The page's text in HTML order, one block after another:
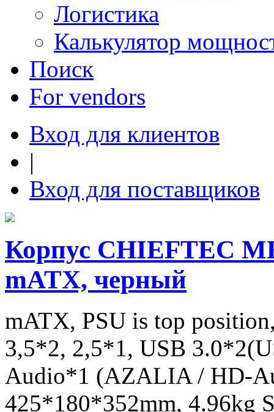
Логистика
Калькулятор
Поиск
For vendors
Вход для клиентов
|
Вход для поставщиков
Корпус CHIEFTEC
mATX, черный
mATX, PSU is top
3,5*2, 2,5*1, USB
Audio*1 (AZALIA / HD-
425*180*352mm, 4.96kg